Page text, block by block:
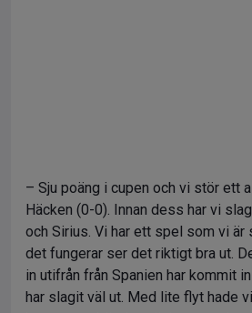
– Sju poäng i cupen och vi stör ett
Häcken (0-0). Innan dess har vi
och Sirius. Vi har ett spel som vi är
det fungerar ser det riktigt bra ut.
in utifrån från Spanien har kommit
har slagit väl ut. Med lite flyt hade